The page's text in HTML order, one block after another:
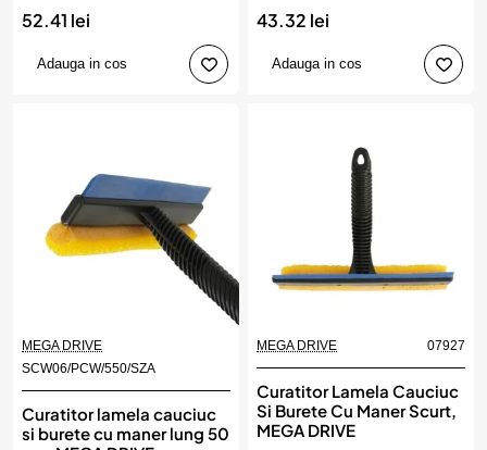
52.41 lei
Adauga in cos
43.32 lei
Adauga in cos
MEGA DRIVE
SCW06/PCW/550/SZA
Curatitor lamela cauciuc
si burete cu maner lung 50
MEGA DRIVE 07927
Curatitor Lamela Cauciuc
Si Burete Cu Maner Scurt,
MEGA DRIVE